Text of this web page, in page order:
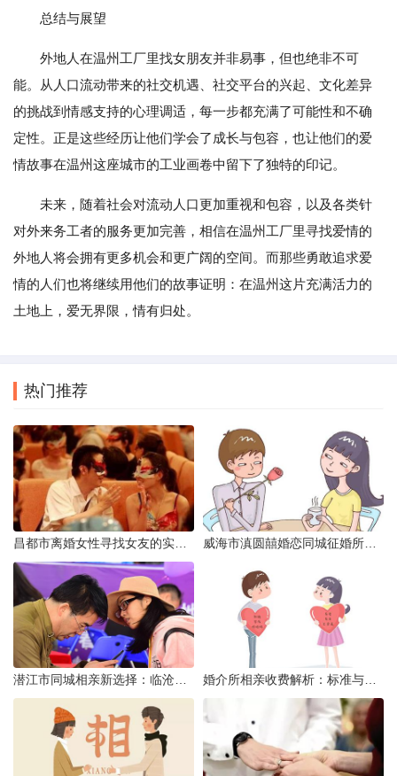
总结与展望
外地人在温州工厂里找女朋友并非易事，但也绝非不可
能。从人口流动带来的社交机遇、社交平台的兴起、文化差异
的挑战到情感支持的心理调适，每一步都充满了可能性和不确
定性。正是这些经历让他们学会了成长与包容，也让他们的爱
情故事在温州这座城市的工业画卷中留下了独特的印记。
未来，随着社会对流动人口更加重视和包容，以及各类针
对外来务工者的服务更加完善，相信在温州工厂里寻找爱情的
外地人将会拥有更多机会和更广阔的空间。而那些勇敢追求爱
情的人们也将继续用他们的故事证明：在温州这片充满活力的
土地上，爱无界限，情有归处。
热门推荐